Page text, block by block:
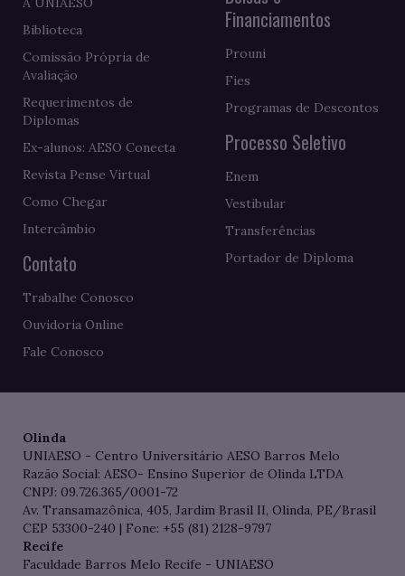
Biblioteca
Comissão Própria de
Avaliação
Requerimentos de
Diplomas
Ex-alunos: AESO Conecta
Revista Pense Virtual
Como Chegar
Intercâmbio
Contato
Trabalhe Conosco
Ouvidoria Online
Fale Conosco
Financiamentos
Prouni
Fies
Programas de Descontos
Processo Seletivo
Enem
Vestibular
Transferências
Portador de Diploma
Olinda
UNIAESO - Centro Universitário AESO Barros Melo
Razão Social: AESO- Ensino Superior de Olinda LTDA
CNPJ: 09.726.365/0001-72
Av. Transamazônica, 405, Jardim Brasil II, Olinda, PE/Brasil
CEP 53300-240 | Fone: +55 (81) 2128-9797
Recife
Faculdade Barros Melo Recife - UNIAESO